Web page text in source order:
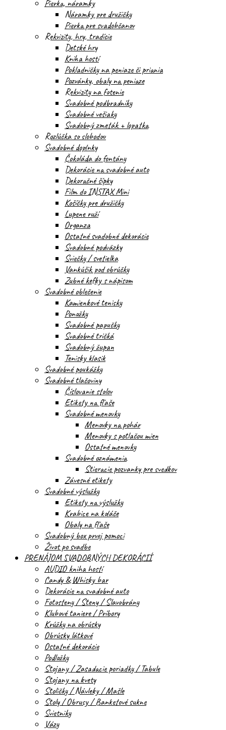
Pierka, náramky
Náramky pre družičky
Pierka pre svadobčanov
Rekvizity, hry, tradície
Detské hry
Kniha hostí
Pokladničky na peniaze či priania
Pozvánky, obaly na peniaze
Rekvizity na fotenie
Svadobné podbradníky
Svadobné vešiaky
Svadobný zmeták + lopatka
Rozlúčka so slobodou
Svadobné doplnky
Čokoláda do fontány
Dekorácie na svadobné auto
Dekoračné šípky
Film do INSTAX Mini
Košíčky pre družičky
Lupene ruží
Organza
Ostatné svadobné dekorácie
Svadobné podväzky
Sviečky / svetielka
Vankúšik pod obrúčky
Zubné kefky s nápisom
Svadobné oblečenie
Kamienkové tenisky
Ponožky
Svadobné papučky
Svadobné tričká
Svadobný župan
Tenisky klasik
Svadobné poukážky
Svadobné tlačoviny
Číslovanie stolov
Etikety na fľaše
Svadobné menovky
Menovky na pohár
Menovky s potlačou mien
Ostatné menovky
Svadobné oznámenia
Stieracie pozvanky pre svedkov
Závesné etikety
Svadobné výslužky
Etikety na výslužky
Krabice na koláče
Obaly na fľaše
Svadobný box prvej pomoci
Život po svadbe
PRENÁJOM SVADOBNÝCH DEKORÁCIÍ
AUDIO kniha hostí
Candy & Whisky bar
Dekorácie na svadobné auto
Fotosteny / Steny / Slavobrány
Klubové taniere / Príbory
Krúžky na obrúsky
Obrúsky látkové
Ostatné dekorácie
Podložky
Stojany / Zasadacie poriadky / Tabule
Stojany na kvety
Stoličky / Návleky / Mašle
Stoly / Obrusy / Banketové sukne
Svietniky
Vázy